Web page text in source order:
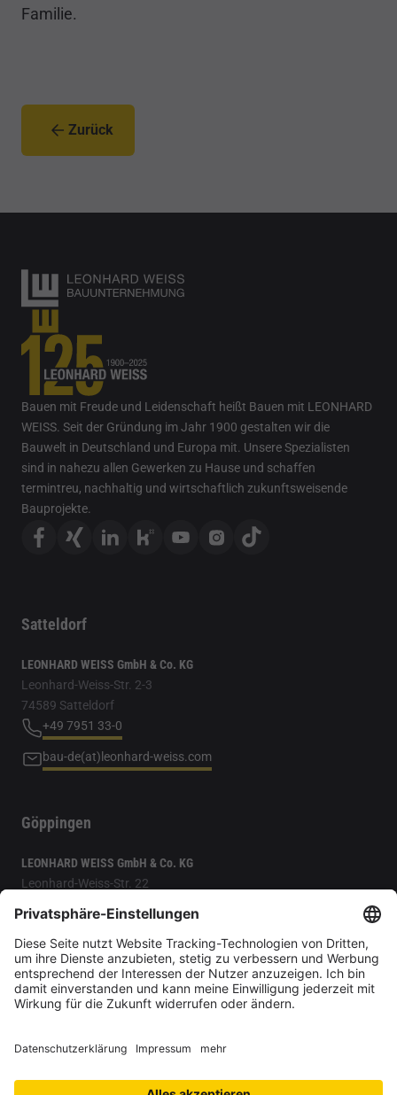
Familie.
Zurück
Bauen mit Freude und Leidenschaft heißt Bauen mit LEONHARD
WEISS. Seit der Gründung im Jahr 1900 gestalten wir die
Bauwelt in Deutschland und Europa mit. Unsere Spezialisten
sind in nahezu allen Gewerken zu Hause und schaffen
termintreu, nachhaltig und wirtschaftlich zukunftsweisende
Bauprojekte.
Satteldorf
LEONHARD WEISS GmbH & Co. KG
Leonhard-Weiss-Str. 2-3
74589 Satteldorf
+49 7951 33-0
bau-de(at)leonhard-weiss.com
Göppingen
LEONHARD WEISS GmbH & Co. KG
Leonhard-Weiss-Str. 22
+49 7161 602-0
bau-de(at)leonhard-weiss.com
Datenschutz-Einstellungen DatenschutzImpressum